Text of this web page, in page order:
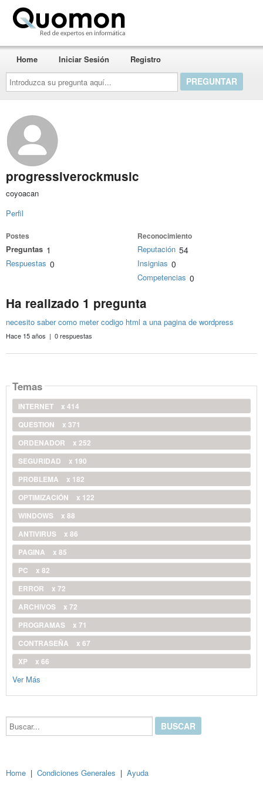
Introduzca
su
pregunta
aquí...
Home Iniciar Sesión Registro
progressiverockmusic
coyoacan
Perfil
Postes
Preguntas 1
Respuestas 0
Reconocimiento
Reputación 54
Insignias 0
Competencias 0
Ha realizado 1 pregunta
necesito saber como meter codigo html a una pagina de wordpress
Hace 15 años | 0 respuestas
Temas
INTERNET
x 414
QUESTION
x 371
ORDENADOR
x 252
SEGURIDAD
x 190
PROBLEMA
x 182
OPTIMIZACIÓN
x 122
WINDOWS
x 88
ANTIVIRUS
x 86
PAGINA
x 85
PC
x 82
ERROR
x 72
ARCHIVOS
x 72
PROGRAMAS
x 71
CONTRASEÑA
x 67
XP
x 66
Ver Más
Buscar...
Home | Condiciones Generales | Ayuda